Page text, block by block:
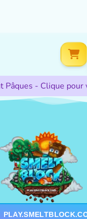
Pâques - Clique pour